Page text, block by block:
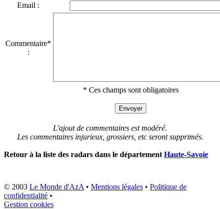
Email :
Commentaire*
:
* Ces champs sont obligatoires
L'ajout de commentaires est modéré.
Les commentaires injurieux, grossiers, etc seront supprimés.
Retour à la liste des radars dans le département Haute-Savoie
© 2003 Le Monde d'AzA • Mentions légales • Politique de
confidentialité •
Gestion cookies